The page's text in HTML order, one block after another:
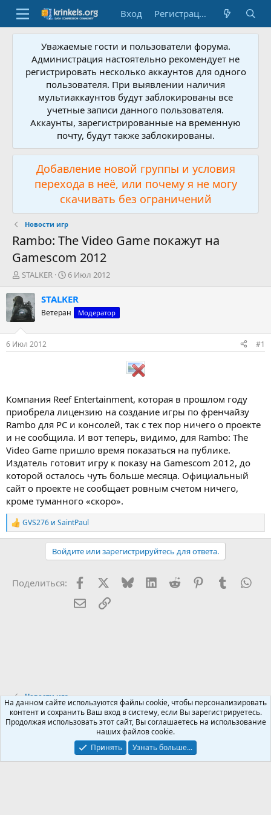
Вход Регистрация
Уважаемые гости и пользователи форума.
Администрация настоятельно рекомендует не
регистрировать несколько аккаунтов для одного
пользователя. При выявлении наличия
мультиаккаунтов будут заблокированы все
учетные записи данного пользователя.
Аккаунты, зарегистрированные на временную
почту, будут также заблокированы.
Добавление новой группы и условия
перехода в неё, или почему я не могу
скачивать без ограничений
Новости игр
Rambo: The Video Game покажут на
Gamescom 2012
А
т
о
р
т
м
STALKER
Д
т
н
а
6 Июл 2012
STALKER
Ветеран Модератор
6 Июл 2012 #1
Компания Reef Entertainment, которая в прошлом году
приобрела лицензию на создание игры по френчайзу
Rambo для РС и консолей, так с тех пор ничего о проекте
и не сообщила. И вот теперь, видимо, для Rambo: The
Video Game пришло время показаться на публике.
Издатель готовит игру к показу на Gamescom 2012, до
которой осталось чуть больше месяца. Официальный
сайт о проекте не сообщает ровным счетом ничего,
кроме туманного «скоро».
Р
е
и
GVS276 и SaintPaul
Войдите или зарегистрируйтесь для ответа.
Поделиться: FacebookX (Twitter)
BlueskyLinkedInReddit PinterestTumblr
Электронная почта
Ссылка
Новости игр
Russian (RU)
Условия и правила
Политика конфиденциальности
Помощь
На данном сайте используются файлы cookie, чтобы персонализировать
контент и сохранить Ваш вход в систему, если Вы зарегистрируетесь.
Продолжая использовать этот сайт, Вы соглашаетесь на использование
наших файлов cookie.
Принять
Узнать больше...